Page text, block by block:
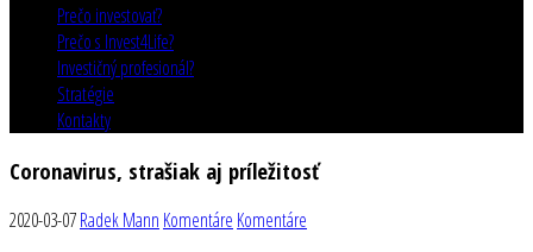
Prečo investovať?
Prečo s Invest4Life?
Investičný profesionál?
Stratégie
Kontakty
Coronavirus, strašiak aj príležitosť
2020-03-07Radek Mann Komentáre Komentáre